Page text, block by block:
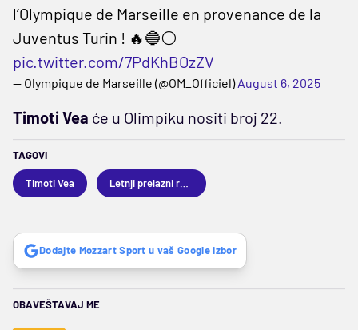
l’Olympique de Marseille en provenance de la
Juventus Turin ! 🔥🔵⚪️
pic.twitter.com/7PdKhBOzZV
— Olympique de Marseille (@OM_Officiel)August 6, 2025
Timoti Vea će u Olimpiku nositi broj 22.
TAGOVI
Timoti Vea
Dodajte Mozzart Sport u vaš Google izbor
OBAVEŠTAVAJ ME